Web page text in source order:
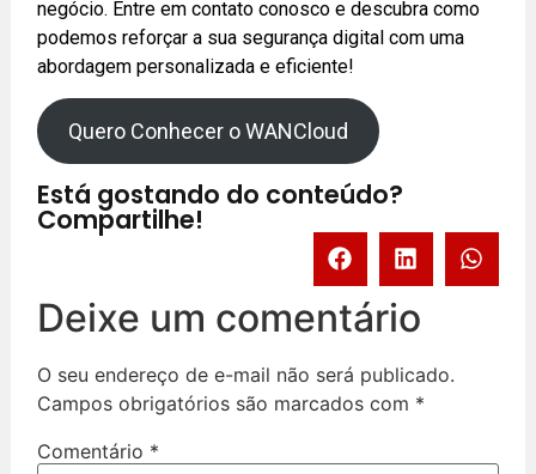
negócio. Entre em contato conosco e descubra como
podemos reforçar a sua segurança digital com uma
abordagem personalizada e eficiente!
Quero Conhecer o WANCloud
Está gostando do conteúdo?
Compartilhe!
Deixe um comentário
O seu endereço de e-mail não será publicado.
Campos obrigatórios são marcados com *
Comentário *